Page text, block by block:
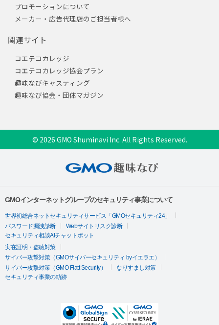
プロモーションについて
メーカー・広告代理店のご担当者様へ
関連サイト
コエテコカレッジ
コエテコカレッジ協会プラン
趣味なびキャスティング
趣味なび協会・団体マガジン
© 2026 GMO Shuminavi Inc. All Rights Reserved.